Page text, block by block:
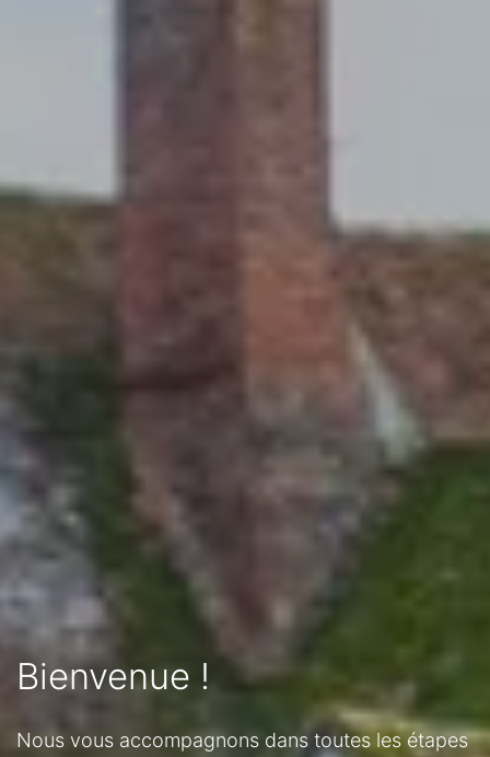
Bienvenue !
Nous vous accompagnons dans toutes les étapes